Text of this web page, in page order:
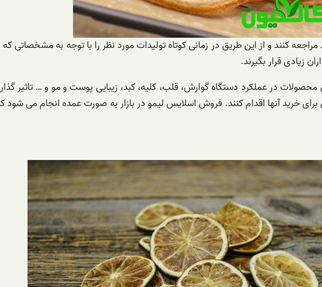
کنند و از این طریق در زمانی کوتاه تولیدات مورد نظر را با توجه به
زیادی قرار بگیرند.
در عملکرد دستگاه گوارش، قلب، کلیه، کبد، زیبایی پوست و مو و …
خرید آنها اقدام کنند. فروش اسلایس لیمو در بازار به صورت عمده انجام می